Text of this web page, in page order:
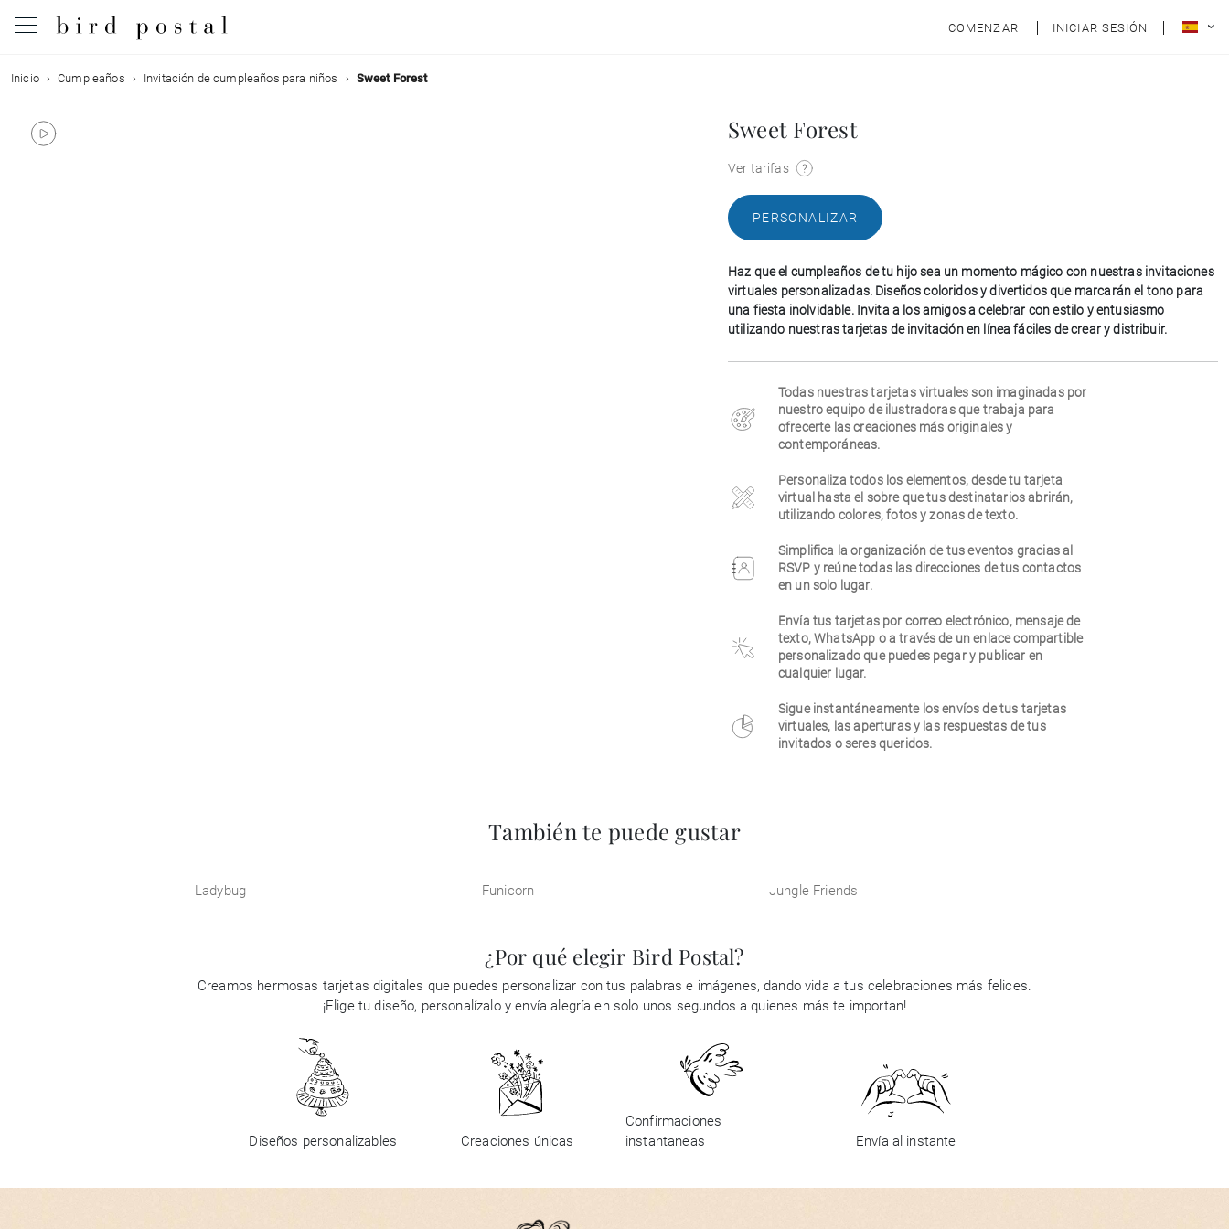
COMENZAR INICIAR SESIÓN
Boda
Nacimiento
Inicio Cumpleaños Invitación de cumpleaños para niños Sweet Forest
Sweet Forest
Ver tarifas
PERSONALIZAR
Haz que el cumpleaños de tu hijo sea un momento mágico con nuestras invitaciones
virtuales personalizadas. Diseños coloridos y divertidos que marcarán el tono para
una fiesta inolvidable. Invita a los amigos a celebrar con estilo y entusiasmo
utilizando nuestras tarjetas de invitación en línea fáciles de crear y distribuir.
Todas nuestras tarjetas virtuales son imaginadas por
nuestro equipo de ilustradoras que trabaja para
ofrecerte las creaciones más originales y
contemporáneas.
Personaliza todos los elementos, desde tu tarjeta
virtual hasta el sobre que tus destinatarios abrirán,
utilizando colores, fotos y zonas de texto.
Simplifica la organización de tus eventos gracias al
RSVP y reúne todas las direcciones de tus contactos
en un solo lugar.
Envía tus tarjetas por correo electrónico, mensaje de
texto, WhatsApp o a través de un enlace compartible
personalizado que puedes pegar y publicar en
cualquier lugar.
Sigue instantáneamente los envíos de tus tarjetas
virtuales, las aperturas y las respuestas de tus
invitados o seres queridos.
También te puede gustar
Ladybug Funicorn Jungle Friends
¿Por qué elegir Bird Postal?
Creamos hermosas tarjetas digitales que puedes personalizar con tus palabras e imágenes, dando vida a tus celebraciones más felices.
¡Elige tu diseño, personalízalo y envía alegría en solo unos segundos a quienes más te importan!
Diseños personalizables Creaciones únicas
Confirmaciones
instantaneas
Envía al instante